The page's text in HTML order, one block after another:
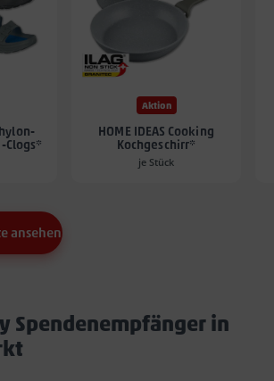
Clogs*
Aktion
HOME IDEAS Cooking
Kochgeschirr*
je Stück
ansehen
Spendenempfänger in